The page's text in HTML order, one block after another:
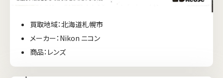
買取地域：北海道札幌市
メーカー：Nikon ニコン
商品：レンズ